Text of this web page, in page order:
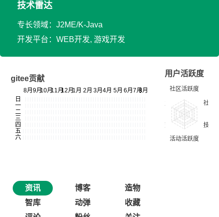
技术雷达
专长领域：J2ME/K-Java
开发平台：WEB开发, 游戏开发
gitee贡献
用户活跃度
资讯 博客
造物
智库
动弹
收藏